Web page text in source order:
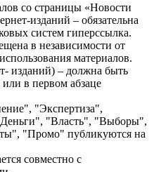
со страницы «Новости
изданий – обязательна
систем гиперссылка.
в независимости от
материалов.
изданий) – должна быть
в первом абзаце
"Экспертиза",
"Власть", "Выборы",
"Промо" публикуются на
совместно с